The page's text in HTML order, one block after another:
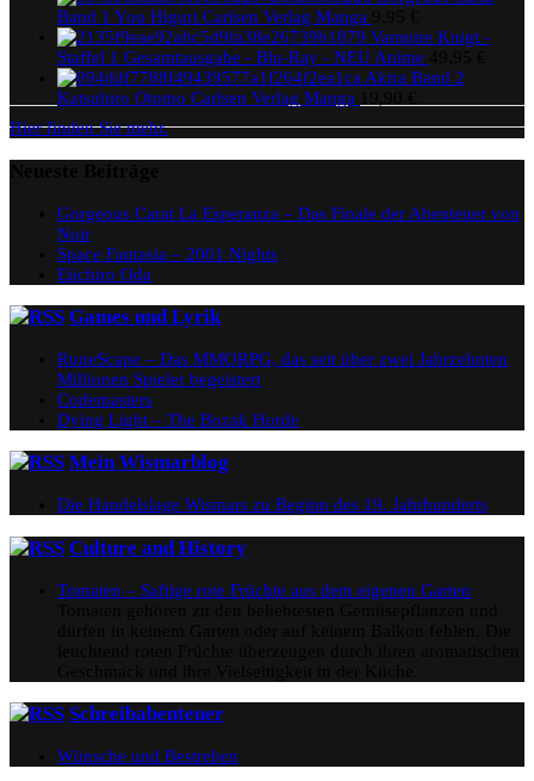
Band 1 You Higuri Carlsen Verlag Manga
Vampire Knigt -
Staffel 1 Gesamtausgabe - Blu-Ray - NEU Anime
Akira Band 2
Katsuhiro Otomo Carlsen Verlag Manga
Hier finden Sie mehr.
Gorgeous Carat La Esperanza – Das Finale der Abenteuer von
Noir
Space Fantasia – 2001 Nights
Eiichiro Oda
Games und Lyrik
RuneScape – Das MMORPG, das seit über zwei Jahrzehnten
Millionen Spieler begeistert
Codemasters
Dying Light – The Bozak Horde
Mein Wismarblog
Die Handelslage Wismars zu Beginn des 19. Jahrhunderts
Culture and History
Tomaten – Saftige rote Früchte aus dem eigenen Garten
Schreibabenteuer
Wünsche und Bestreben